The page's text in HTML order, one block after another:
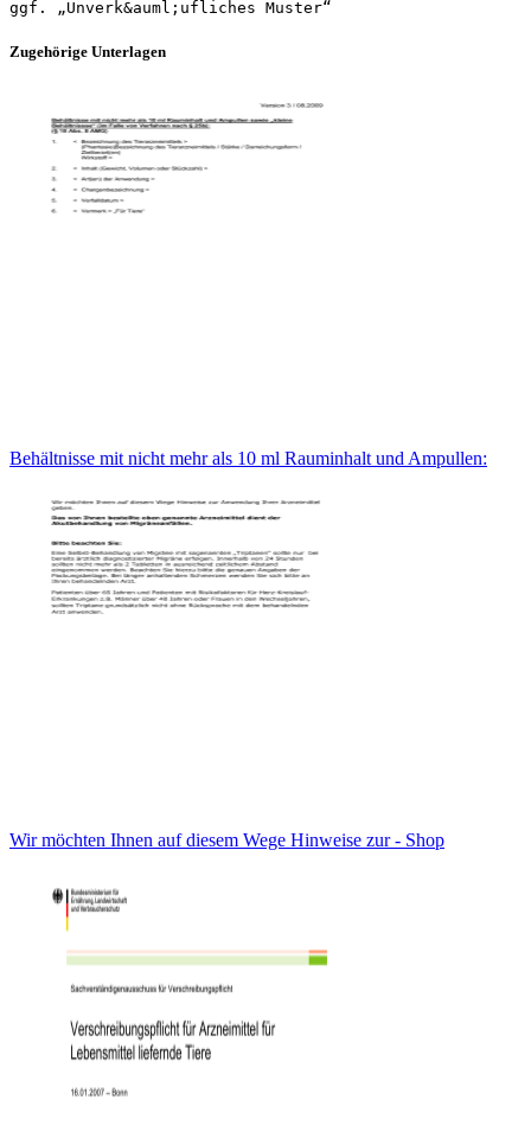
Zugehörige Unterlagen
Behältnisse mit nicht mehr als 10 ml Rauminhalt und Ampullen:
Wir möchten Ihnen auf diesem Wege Hinweise zur - Shop